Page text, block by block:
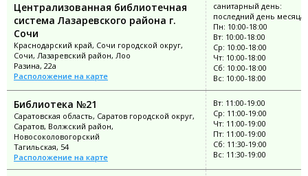
Централизованная библиотечная
система Лазаревского района г.
Сочи
Краснодарский край, Сочи городской округ,
Сочи, Лазаревский район, Лоо
Разина, 22а
Расположение на карте
санитарный день:
последний день месяца
Пн: 10:00-18:00
Вт: 10:00-18:00
Ср: 10:00-18:00
Чт: 10:00-18:00
Сб: 10:00-18:00
Вс: 10:00-18:00
Библиотека №21
Саратовская область, Саратов городской округ,
Саратов, Волжский район,
Новосоколовогорский
Тагильская, 54
Расположение на карте
Вт: 11:00-19:00
Ср: 11:00-19:00
Чт: 11:00-19:00
Пт: 11:00-19:00
Сб: 11:30-19:00
Вс: 11:30-19:00